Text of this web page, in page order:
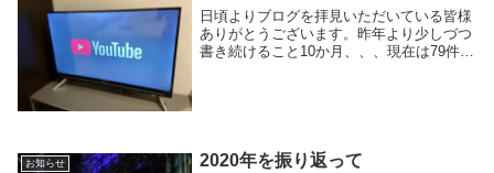
日頃よりブログを拝見いただいている皆様
ありがとうございます。昨年より少しづつ
書き続けること10か月、、、現在は79件に
お知らせ 2020年を振り返って